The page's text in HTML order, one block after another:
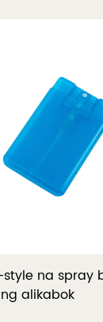
Iba pang
spray ng